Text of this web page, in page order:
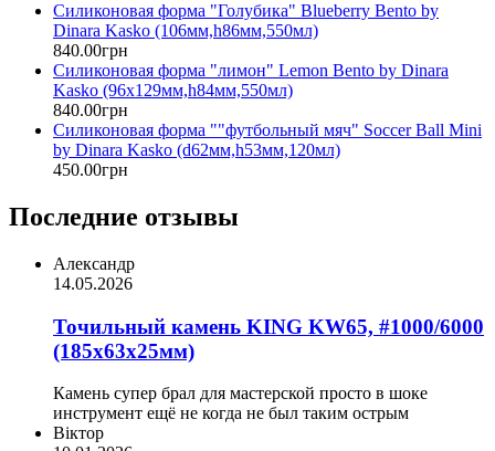
Силиконовая форма "Голубика" Blueberry Bento by
Dinara Kasko (106мм,h86мм,550мл)
840.00грн
Силиконовая форма "лимон" Lemon Bento by Dinara
Kasko (96х129мм,h84мм,550мл)
840.00грн
Силиконовая форма ""футбольный мяч" Soccer Ball Mini
by Dinara Kasko (d62мм,h53мм,120мл)
450.00грн
Последние отзывы
Александр
14.05.2026
Точильный камень KING KW65, #1000/6000
(185х63х25мм)
Камень супер брал для мастерской просто в шоке
инструмент ещё не когда не был таким острым
Віктор